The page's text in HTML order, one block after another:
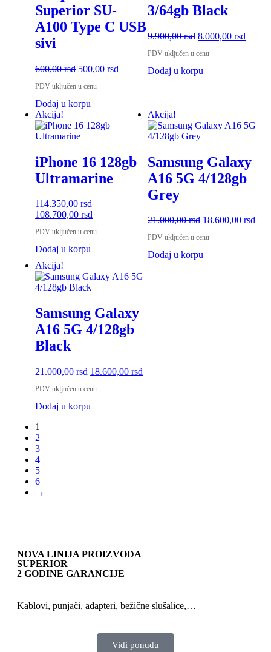
Superior SU-
A100 Type C USB
sivi
600,00rsd 500,00 rsd
PDV uključen u cenu
Dodaj u korpu
3/64gb Black
9.900,00rsd 8.000,00 rsd
PDV uključen u cenu
Dodaj u korpu
Akcija!
iPhone 16 128gb
Ultramarine
114.350,00rsd
108.700,00 rsd
PDV uključen u cenu
Dodaj u korpu
Akcija!
Samsung Galaxy
A16 5G 4/128gb
Grey
21.000,00rsd 18.600,00 rsd
PDV uključen u cenu
Dodaj u korpu
Akcija!
Samsung Galaxy
A16 5G 4/128gb
Black
21.000,00rsd 18.600,00 rsd
PDV uključen u cenu
Dodaj u korpu
1
2
3
4
5
6
→
NOVA LINIJA PROIZVODA
SUPERIOR
2 GODINE GARANCIJE
Kablovi, punjači, adapteri, bežične slušalice,…
Vidi ponudu